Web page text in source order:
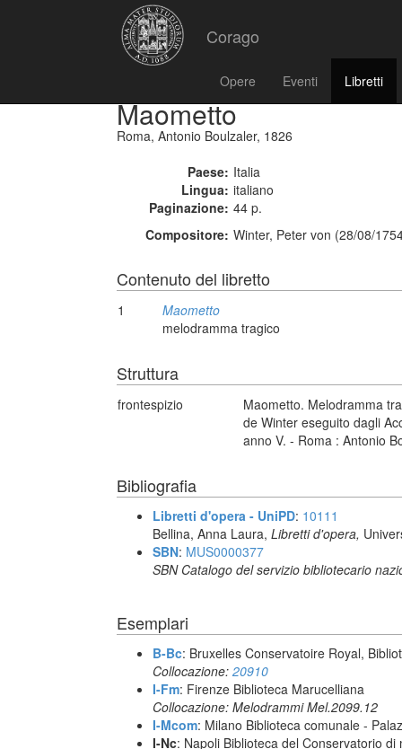
Corago
Opere Eventi Libretti
Maometto
Roma, Antonio Boulzaler, 1826
Paese: Italia
Lingua: italiano
Paginazione: 44 p.
Compositore: Winter, Peter von (28/08/
Contenuto del libretto
1
Maometto
melodramma tragico
Struttura
frontespizio
Maometto. Melodramma
de Winter eseguito dagli
anno V. - Roma : Antonio
Bibliografia
Libretti d'opera - UniPD: 10111
Bellina, Anna Laura, Libretti d'opera,
SBN: MUS0000377
SBN Catalogo del servizio bibliotecario
Esemplari
B-Bc: Bruxelles Conservatoire Royal,
Collocazione: 20910
I-Fm: Firenze Biblioteca Marucelliana
Collocazione: Melodrammi Mel.2099.12
I-Mcom: Milano Biblioteca comunale -
I-Nc: Napoli Biblioteca del Conservatorio